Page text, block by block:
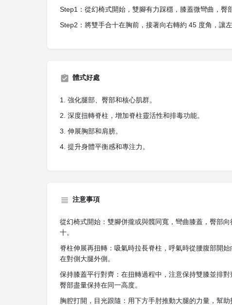
Step1：從幻椅式開始，雙腳有力踩穩，膝蓋微彎曲，臀
Step2：將雙手合十在胸前，接著向右轉約 45 度角，讓
體式好處
1. 強化腿部、臀部和核心肌群。
2. 深度扭轉脊柱，增加脊柱靈活性和排毒功能。
3. 伸展胸部和肩膀。
4. 提升身體平衡感和專注力。
注意事項
從幻椅式開始：雙腳併攏或與髖同寬，彎曲膝蓋，臀部
十。
脊柱伸展再扭轉：吸氣時拉長脊柱，呼氣時從腰腹部開
在對側大腿外側。
保持膝蓋平行對齊：在扭轉過程中，注意保持雙膝並排對
臀部盡量保持在同一高度。
胸腔打開，目光跟隨：用下方手肘推動大腿的力量，幫